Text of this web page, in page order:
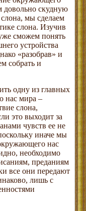
довольно скудную
мы сделаем
слона. Изучив
сможем понять
устройства
«разобрав» и
собрать и
одну из главных
нас мира –
слона,
это выходит за
чувств ее не
иначе мы
нас
необходимо
преданиям
все они передают
лишь с